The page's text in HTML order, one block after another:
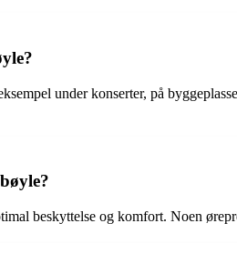
under konserter, på
beskyttelse og komfort. Noen